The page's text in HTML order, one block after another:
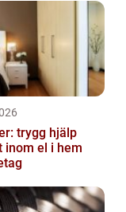
trygg hjälp
inom el i hem